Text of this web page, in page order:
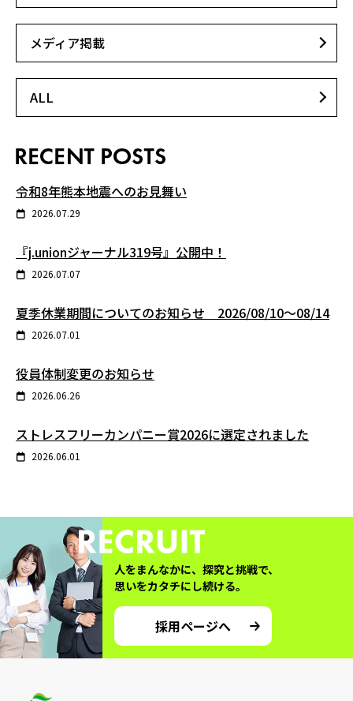
メディア掲載
ALL
令和8年熊本地震へのお見舞い
2026.07.29
『j.unionジャーナル319号』公開中！
2026.07.07
夏季休業期間についてのお知らせ 2026/08/10～08/14
2026.07.01
役員体制変更のお知らせ
2026.06.26
ストレスフリーカンパニー賞2026に選定されました
2026.06.01
人をまんなかに、探究と挑戦で、
思いをカタチにし続ける。
採用ページへ